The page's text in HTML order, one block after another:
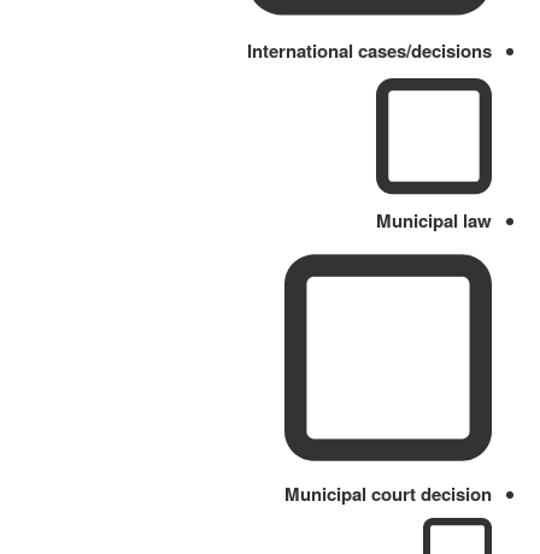
International cases/decisions
Municipal law
Municipal court decision